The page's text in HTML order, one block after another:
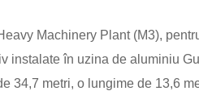
Machinery Plant (M3),
instalate în uzina de aluminiu
34,7 metri, o lungime de 13,6